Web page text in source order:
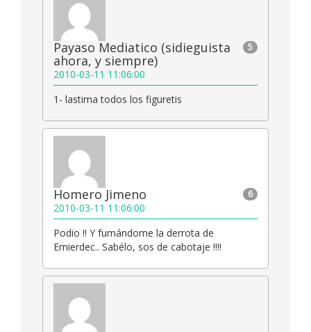
5
Payaso Mediatico (sidieguista
ahora, y siempre)
2010-03-11 11:06:00
1- lastima todos los figuretis
6
Homero Jimeno
2010-03-11 11:06:00
Podio !! Y fumándome la derrota de
Emierdec.. Sabélo, sos de cabotaje !!!!